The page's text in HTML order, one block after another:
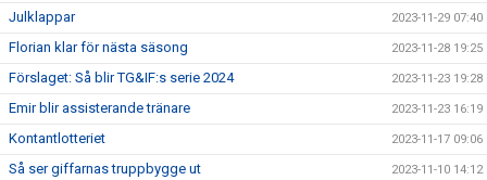
Julklappar 2023-11-29 07:40
Florian klar för nästa säsong 2023-11-28 19:25
Förslaget: Så blir TG&IF:s serie 2024 2023-11-23 19:28
Emir blir assisterande tränare 2023-11-23 16:19
Kontantlotteriet 2023-11-17 09:06
Så ser giffarnas truppbygge ut 2023-11-10 14:12